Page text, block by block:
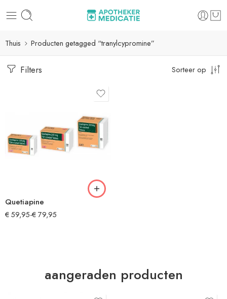
Thuis Producten getagged “tranylcypromine”
Filters Sorteer op
Quetiapine
€59,95-€79,95
aangeraden producten